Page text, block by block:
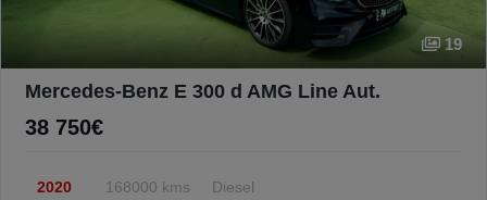
19
Mercedes-Benz E 300 d AMG Line Aut.
38 750€
2020 168000 kms Diesel